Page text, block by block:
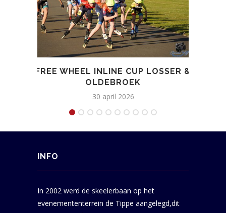
FREE WHEEL INLINE CUP LOSSER &
OLDEBROEK
30 april 2026
INFO
In 2002 werd de skeelerbaan op het
evenemententerrein de Tippe aangelegd,dit